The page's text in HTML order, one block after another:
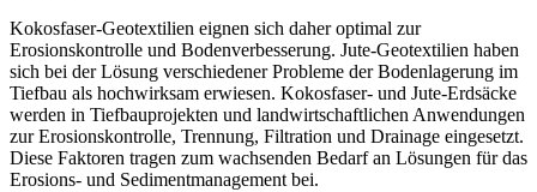
Kokosfaser-Geotextilien eignen sich daher optimal zur
Erosionskontrolle und Bodenverbesserung. Jute-Geotextilien haben
sich bei der Lösung verschiedener Probleme der Bodenlagerung im
Tiefbau als hochwirksam erwiesen. Kokosfaser- und Jute-Erdsäcke
werden in Tiefbauprojekten und landwirtschaftlichen Anwendungen
zur Erosionskontrolle, Trennung, Filtration und Drainage eingesetzt.
Diese Faktoren tragen zum wachsenden Bedarf an Lösungen für das
Erosions- und Sedimentmanagement bei.